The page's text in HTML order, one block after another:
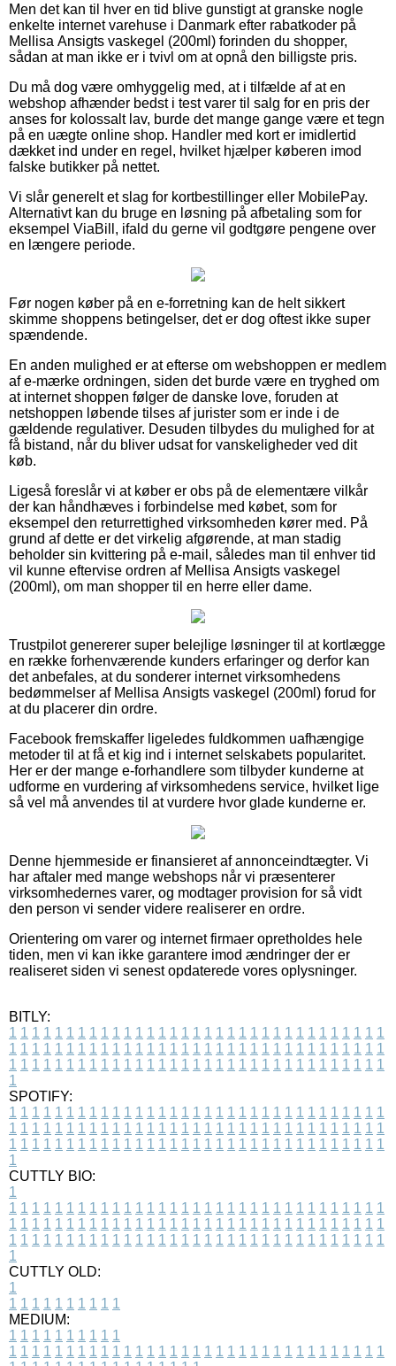
Men det kan til hver en tid blive gunstigt at granske nogle
enkelte internet varehuse i Danmark efter rabatkoder på
Mellisa Ansigts vaskegel (200ml) forinden du shopper,
sådan at man ikke er i tvivl om at opnå den billigste pris.
Du må dog være omhyggelig med, at i tilfælde af at en
webshop afhænder bedst i test varer til salg for en pris der
anses for kolossalt lav, burde det mange gange være et tegn
på en uægte online shop. Handler med kort er imidlertid
dækket ind under en regel, hvilket hjælper køberen imod
falske butikker på nettet.
Vi slår generelt et slag for kortbestillinger eller MobilePay.
Alternativt kan du bruge en løsning på afbetaling som for
eksempel ViaBill, ifald du gerne vil godtgøre pengene over
en længere periode.
Før nogen køber på en e-forretning kan de helt sikkert
skimme shoppens betingelser, det er dog oftest ikke super
spændende.
En anden mulighed er at efterse om webshoppen er medlem
af e-mærke ordningen, siden det burde være en tryghed om
at internet shoppen følger de danske love, foruden at
netshoppen løbende tilses af jurister som er inde i de
gældende regulativer. Desuden tilbydes du mulighed for at
få bistand, når du bliver udsat for vanskeligheder ved dit
køb.
Ligeså foreslår vi at køber er obs på de elementære vilkår
der kan håndhæves i forbindelse med købet, som for
eksempel den returrettighed virksomheden kører med. På
grund af dette er det virkelig afgørende, at man stadig
beholder sin kvittering på e-mail, således man til enhver tid
vil kunne eftervise ordren af Mellisa Ansigts vaskegel
(200ml), om man shopper til en herre eller dame.
Trustpilot genererer super belejlige løsninger til at kortlægge
en række forhenværende kunders erfaringer og derfor kan
det anbefales, at du sonderer internet virksomhedens
bedømmelser af Mellisa Ansigts vaskegel (200ml) forud for
at du placerer din ordre.
Facebook fremskaffer ligeledes fuldkommen uafhængige
metoder til at få et kig ind i internet selskabets popularitet.
Her er der mange e-forhandlere som tilbyder kunderne at
udforme en vurdering af virksomhedens service, hvilket lige
så vel må anvendes til at vurdere hvor glade kunderne er.
Denne hjemmeside er finansieret af annonceindtægter. Vi
har aftaler med mange webshops når vi præsenterer
virksomhedernes varer, og modtager provision for så vidt
den person vi sender videre realiserer en ordre.
Orientering om varer og internet firmaer opretholdes hele
tiden, men vi kan ikke garantere imod ændringer der er
realiseret siden vi senest opdaterede vores oplysninger.
BITLY:
1 1 1 1 1 1 1 1 1 1 1 1 1 1 1 1 1 1 1 1 1 1 1 1 1 1 1 1 1 1 1 1 1
1 1 1 1 1 1 1 1 1 1 1 1 1 1 1 1 1 1 1 1 1 1 1 1 1 1 1 1 1 1 1 1 1
1 1 1 1 1 1 1 1 1 1 1 1 1 1 1 1 1 1 1 1 1 1 1 1 1 1 1 1 1 1 1 1 1
1
SPOTIFY:
1 1 1 1 1 1 1 1 1 1 1 1 1 1 1 1 1 1 1 1 1 1 1 1 1 1 1 1 1 1 1 1 1
1 1 1 1 1 1 1 1 1 1 1 1 1 1 1 1 1 1 1 1 1 1 1 1 1 1 1 1 1 1 1 1 1
1 1 1 1 1 1 1 1 1 1 1 1 1 1 1 1 1 1 1 1 1 1 1 1 1 1 1 1 1 1 1 1 1
1
CUTTLY BIO:
1
1 1 1 1 1 1 1 1 1 1 1 1 1 1 1 1 1 1 1 1 1 1 1 1 1 1 1 1 1 1 1 1 1
1 1 1 1 1 1 1 1 1 1 1 1 1 1 1 1 1 1 1 1 1 1 1 1 1 1 1 1 1 1 1 1 1
1 1 1 1 1 1 1 1 1 1 1 1 1 1 1 1 1 1 1 1 1 1 1 1 1 1 1 1 1 1 1 1 1
1
CUTTLY OLD:
1
1 1 1 1 1 1 1 1 1 1
MEDIUM:
1 1 1 1 1 1 1 1 1 1
1 1 1 1 1 1 1 1 1 1 1 1 1 1 1 1 1 1 1 1 1 1 1 1 1 1 1 1 1 1 1 1 1